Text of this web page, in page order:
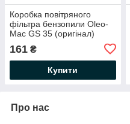
Коробка повітряного
фільтра бензопили Oleo-
Mac GS 35 (оригінал)
161 ₴
Купити
Про нас